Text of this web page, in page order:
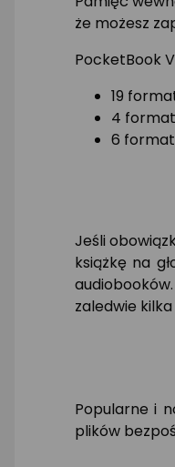
że możesz
PocketBook
19
4
6
Jeśli
książkę na
zaledwie
Popularne i
plików